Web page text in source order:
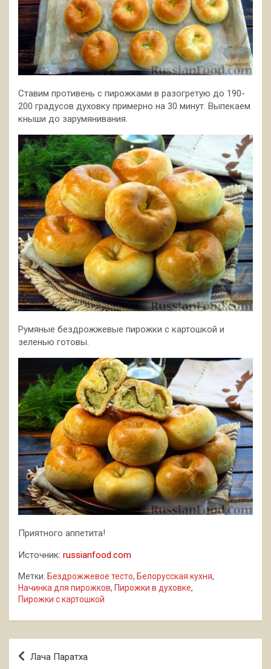
Ставим противень с пирожками в разогретую до 190-
200 градусов духовку примерно на 30 минут. Выпекаем
кныши до зарумянивания.
Румяные бездрожжевые пирожки с картошкой и
зеленью готовы.
Приятного аппетита!
Источник: russianfood.com
Метки: Бездрожжевое тесто, Белорусская кухня,
Начинка для пирожков, Пирожки в духовке,
Пирожки с картошкой
Навигация
Лача Паратха